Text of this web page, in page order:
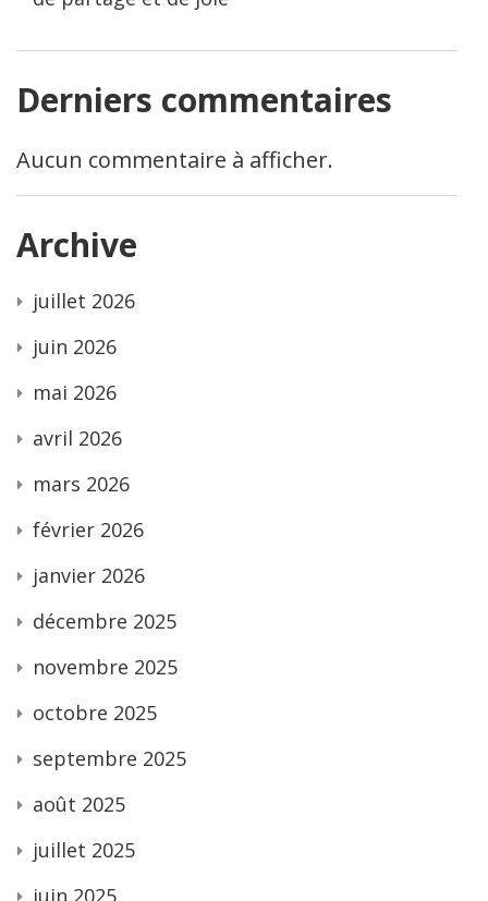
Derniers commentaires
Aucun commentaire à afficher.
Archive
juillet 2026
juin 2026
mai 2026
avril 2026
mars 2026
février 2026
janvier 2026
décembre 2025
novembre 2025
octobre 2025
septembre 2025
août 2025
juillet 2025
juin 2025